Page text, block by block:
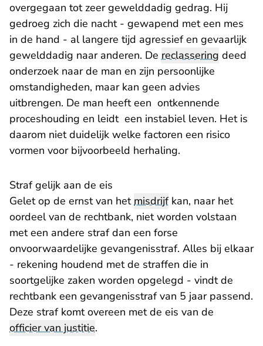
overgegaan tot zeer gewelddadig gedrag. Hij
gedroeg zich die nacht - gewapend met een mes
in de hand - al langere tijd agressief en gevaarlijk
gewelddadig naar anderen. De reclassering deed
onderzoek naar de man en zijn persoonlijke
omstandigheden, maar kan geen advies
uitbrengen. De man heeft een ontkennende
proceshouding en leidt een instabiel leven. Het is
daarom niet duidelijk welke factoren een risico
vormen voor bijvoorbeeld herhaling.
Straf gelijk aan de eis
Gelet op de ernst van hetmisdrijfkan, naar het
oordeel van de rechtbank, niet worden volstaan
met een andere straf dan een forse
onvoorwaardelijke gevangenisstraf. Alles bij elkaar
- rekening houdend met de straffen die in
soortgelijke zaken worden opgelegd - vindt de
rechtbank een gevangenisstraf van 5 jaar passend.
Deze straf komt overeen met de eis van de
officier van justitie.